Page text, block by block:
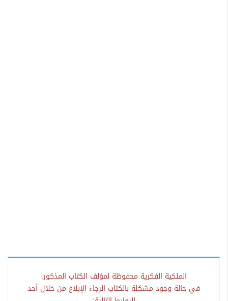
الملكية الفكرية محفوظة لمؤلف الكتاب المذكور.
في حالة وجود مشكلة بالكتاب الرجاء الإبلاغ من خلال أحد